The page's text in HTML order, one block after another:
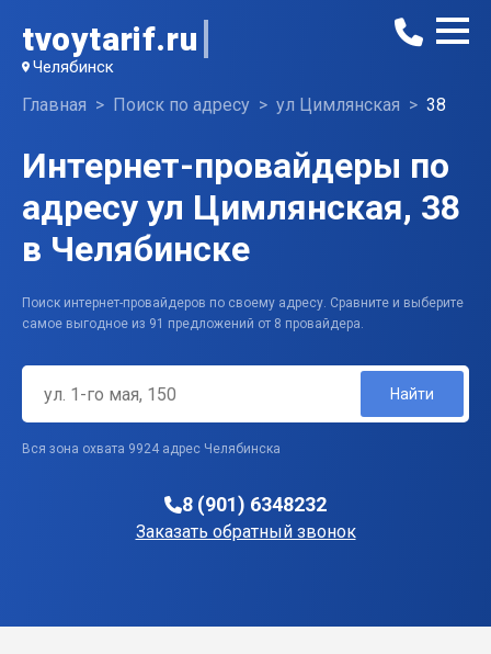
tvoytarif.ru
Челябинск
Главная Поиск по адресу ул Цимлянская 38
Интернет-провайдеры по
адресу ул Цимлянская, 38
в Челябинске
Поиск интернет-провайдеров по своему адресу. Сравните и выберите
самое выгодное из 91 предложений от 8 провайдера.
Найти
Вся зона охвата 9924 адрес Челябинска
8 (901) 6348232
Заказать обратный звонок